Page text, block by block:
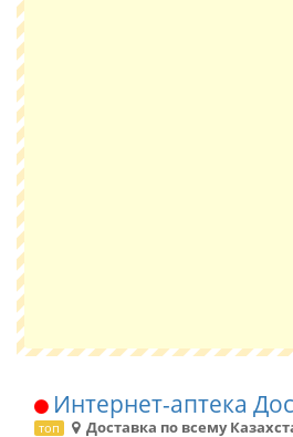
Интернет-аптека
топ Доставка по всему